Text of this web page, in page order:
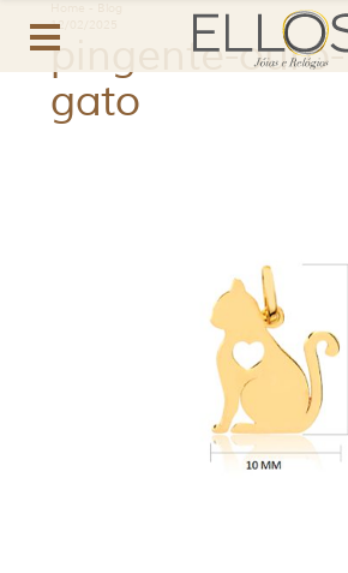
12/02/2025
pingente-ouro-
gato